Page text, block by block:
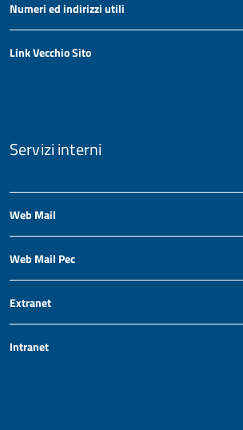
Numeri ed indirizzi utili
Link Vecchio Sito
Servizi interni
Web Mail
Web Mail Pec
Extranet
Intranet